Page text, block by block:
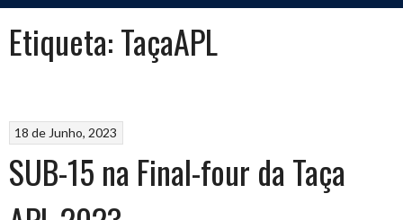
Etiqueta:TaçaAPL
18 de Junho, 2023
SUB-15 na Final-four da Taça